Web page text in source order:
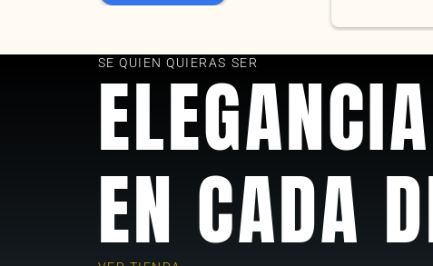
SE QUIEN QUIERAS SER
EN CADA